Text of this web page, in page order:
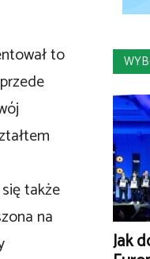
to
także
na
Jak